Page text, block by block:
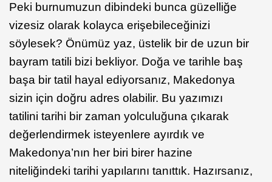
Peki burnumuzun dibindeki bunca güzelliğe
vizesiz olarak kolayca erişebileceğinizi
söylesek? Önümüz yaz, üstelik bir de uzun bir
bayram tatili bizi bekliyor. Doğa ve tarihle baş
başa bir tatil hayal ediyorsanız, Makedonya
sizin için doğru adres olabilir. Bu yazımızı
tatilini tarihi bir zaman yolculuğuna çıkarak
değerlendirmek isteyenlere ayırdık ve
Makedonya’nın her biri birer hazine
niteliğindeki tarihi yapılarını tanıttık. Hazırsanız,